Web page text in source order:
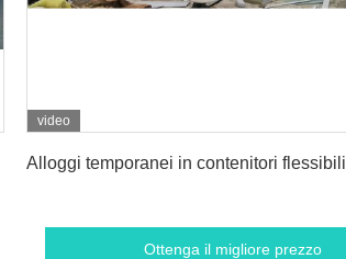
video
Alloggi temporanei in contenitori flessibili
Ottenga il migliore prezzo